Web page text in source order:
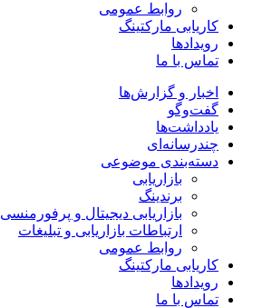
روابط عمومی
کاریابی مارکتینگ
رویدادها
تماس با ما
اخبار و گزارش‌ها
گفت‌وگو
یادداشت‌ها
چندرسانه‌ای
دسته‌بندی موضوعی
بازاریابی
برندینگ
بازاریابی دیجیتال و پرفورمنسی
ارتباطات بازاریابی و تبلیغات
روابط عمومی
کاریابی مارکتینگ
رویدادها
تماس با ما